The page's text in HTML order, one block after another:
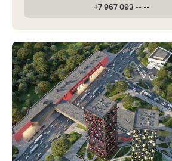
+7 967 093 •• ••